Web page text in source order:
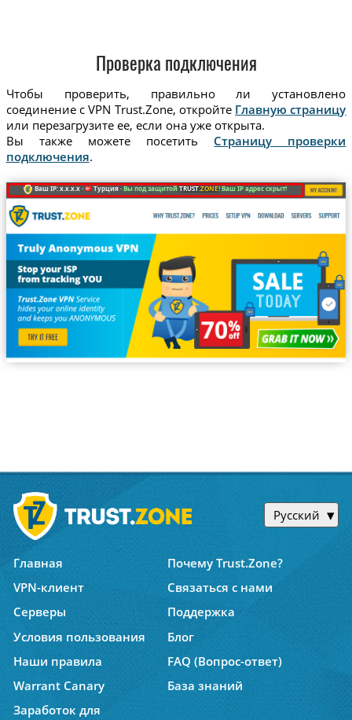
Проверка подключения
Чтобы проверить, правильно ли установлено
соединение с VPN Trust.Zone, откройте Главную страницу
или перезагрузите ее, если она уже открыта.
Вы также можете посетить Страницу проверки
подключения.
Ваш IP: x.x.x.x · Турция ·Вы под защитойTRUST.ZONE! Ваш IP адрес скрыт!
Русский
Главная
Почему Trust.Zone?
VPN-клиент
Связаться с нами
Серверы
Поддержка
Условия пользования
Блог
Наши правила
FAQ (Вопрос-ответ)
Warrant Canary
База знаний
Заработок для